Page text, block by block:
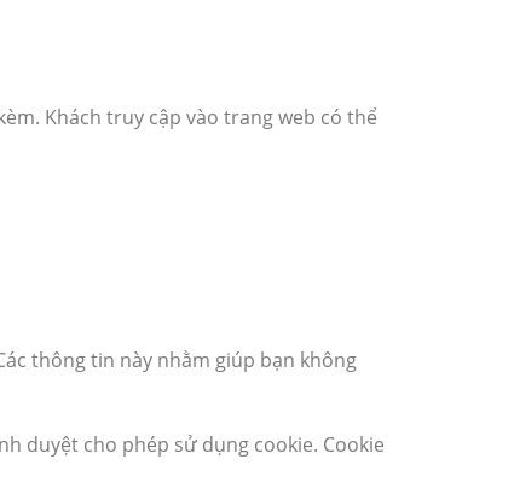
Khách truy cập vào trang web có thể
thông tin này nhằm giúp bạn không
duyệt cho phép sử dụng cookie. Cookie